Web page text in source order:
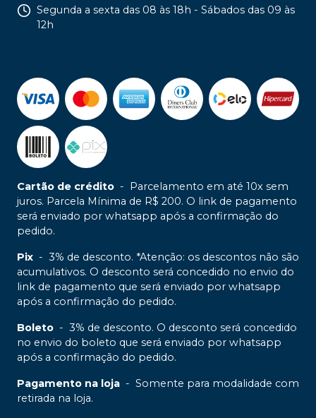
Segunda a sexta das 08 às 18h - Sábados das 09 às
12h
Cartão de crédito - Parcelamento em até 10x sem
juros. Parcela Mínima de R$ 200. O link de pagamento
será enviado por whatsapp após a confirmação do
pedido.
Pix - 3% de desconto. *Atenção: os descontos não são
acumulativos. O desconto será concedido no envio do
link de pagamento que será enviado por whatsapp
após a confirmação do pedido.
Boleto - 3% de desconto. O desconto será concedido
no envio do boleto que será enviado por whatsapp
após a confirmação do pedido.
Pagamento na loja - Somente para modalidade com
retirada na loja.